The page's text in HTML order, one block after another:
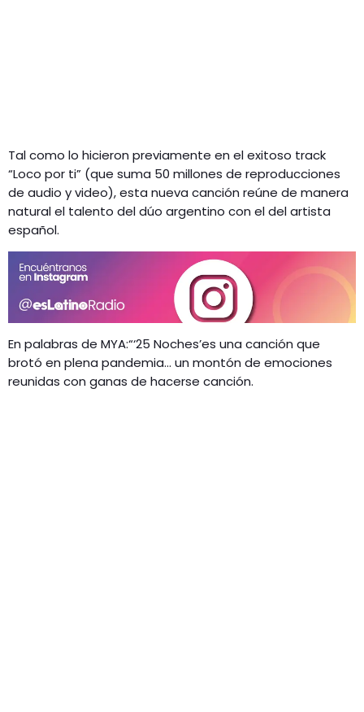
Tal como lo hicieron previamente en el exitoso track
“Loco por ti” (que suma 50 millones de reproducciones
de audio y video), esta nueva canción reúne de manera
natural el talento del dúo argentino con el del artista
español.
En palabras de MYA:“‘25 Noches’es una canción que
brotó en plena pandemia… un montón de emociones
reunidas con ganas de hacerse canción.